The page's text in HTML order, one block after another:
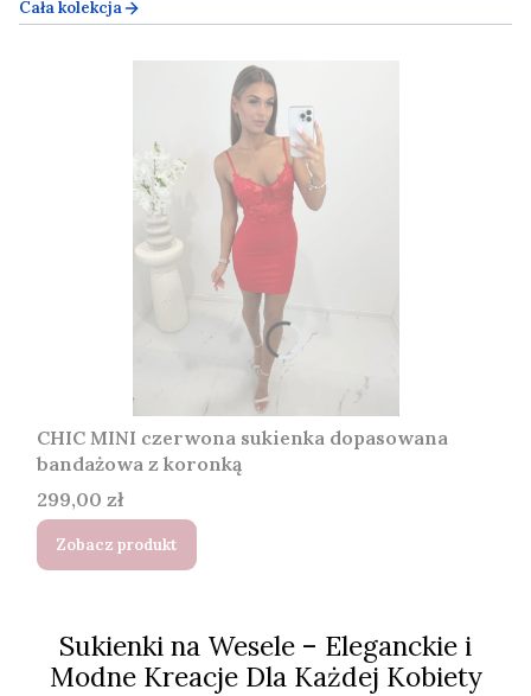
Cała kolekcja
CHIC MINI czerwona sukienka dopasowana
bandażowa z koronką
Cena
299,00 zł
Zobacz produkt
Sukienki na Wesele – Eleganckie i
Modne Kreacje Dla Każdej Kobiety